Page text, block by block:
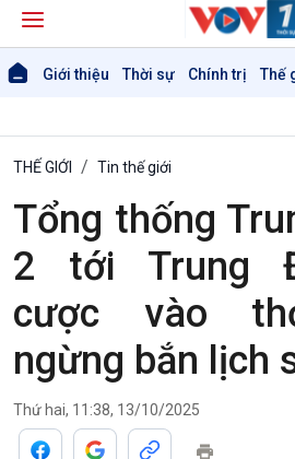
Giới thiệu Thời sự Chính trị Thế
THẾ GIỚI Tin thế giới
Tổng thống
2 tới Trung
cược vào
ngừng bắn lịch
Thứ hai, 11:38, 13/10/2025